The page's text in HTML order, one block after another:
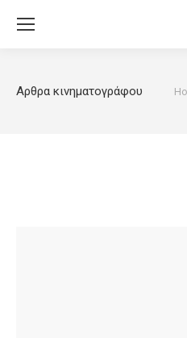
Αρθρα κινηματογράφου